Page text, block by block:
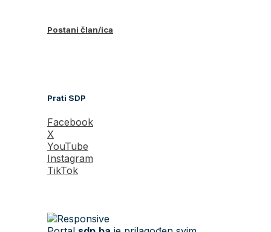
Postani član/ica
Prati SDP
Facebook
X
YouTube
Instagram
TikTok